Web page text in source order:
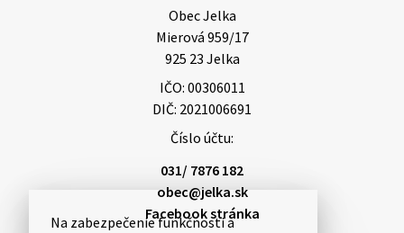
Na zabezpečenie funkčnosti a
Smútočný oznam: 05.08.2026 1/ Vážení obyvatelia!S
hlbokým zármutkom Vám oznamujeme, že vo veku
73 rokov nás opustila Irena Tanková, rodená
Tanková. Pohreb zosnulej bude dňa 6.08.20…
5. augusta 2026 12:59
Obec Jelka
Mierová 959/17
925 23 Jelka
IČO: 00306011
DIČ: 2021006691
Číslo účtu:
031/ 7876 182
obec@jelka.sk
Facebook stránka